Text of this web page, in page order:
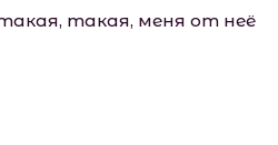
такая, меня от неё